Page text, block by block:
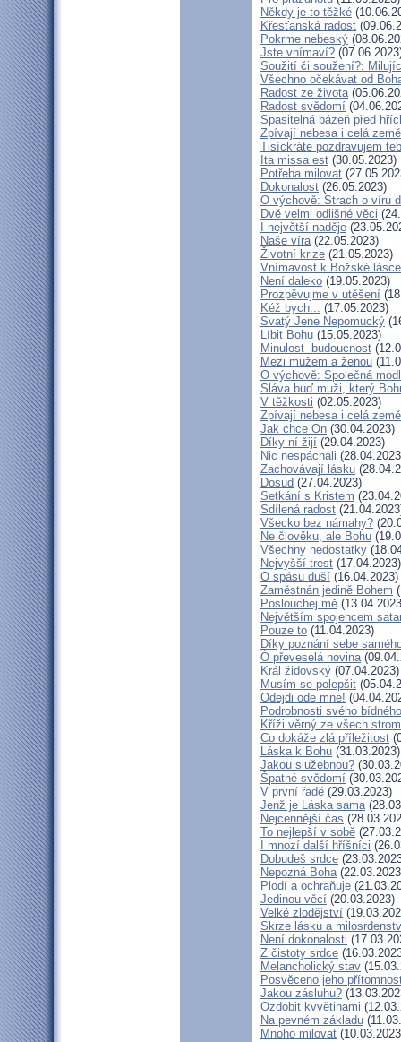
Někdy je to těžké
Křesťanská radost
Pokrme nebeský
Jste vnímaví?
Soužití či soužení?:
Všechno očekávat od
Radost ze života
Radost svědomí
Spasitelná bázeň před
Zpívají nebesa i celá země
Tisíckráte pozdravujem
Ita missa est (30.05.2023)
Potřeba milovat
Dokonalost (26.05.2023)
O výchově: Strach o víru
Dvě velmi odlišné věci
I největší naděje
Naše víra(22.05.2023)
Životní krize (21.05.2023)
Vnímavost k Božské
Není daleko (19.05.2023)
Prozpěvujme v utěšení
Kéž bych... (17.05.2023)
Svatý Jene Nepomucký
Líbit Bohu (15.05.2023)
Minulost- budoucnost
Mezi mužem a ženou
O výchově: Společná
Sláva buď muži, který
V těžkosti (02.05.2023)
Zpívají nebesa i celá země
Jak chce On (30.04.2023)
Díky ní žijí (29.04.2023)
Nic nespáchali
Zachovávají lásku
Dosud (27.04.2023)
Setkání s Kristem
Sdílená radost
Všecko bez námahy?
Ne člověku, ale Bohu
Všechny nedostatky
Nejvyšší trest (17.04.2023)
O spásu duší (16.04.2023)
Zaměstnán jedině Bohem
Poslouchej mě
Největším spojencem
Pouze to (11.04.2023)
Díky poznání sebe
Ó převeselá novina
Král židovský (07.04.2023)
Musím se polepšit
Odejdi ode mne!
Podrobnosti svého
Kříži věrný ze všech
Co dokáže zlá příležitost
Láska k Bohu (31.03.2023)
Jakou služebnou?
Špatné svědomí
V první řadě (29.03.2023)
Jenž je Láska sama
Nejcennější čas
To nejlepší v sobě
I mnozí další hříšníci
Dobudeš srdce
Nepozná Boha
Plodí a ochraňuje
Jedinou věcí (20.03.2023)
Velké zlodějství
Skrze lásku a
Není dokonalosti
Z čistoty srdce
Melancholický stav
Posvěceno jeho
Jakou zásluhu?
Ozdobit kvvětinami
Na pevném základu
Mnoho milovat